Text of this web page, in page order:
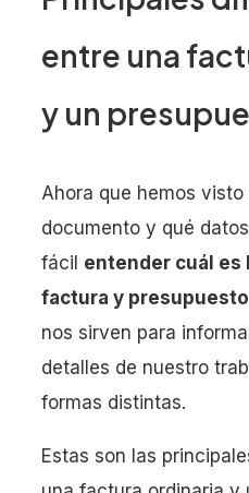
entre una
y un
Ahora que hemos
documento y qué
fácil entender cuál es
factura y presupuesto
nos sirven para
detalles de nuestro
formas distintas.
Estas son las